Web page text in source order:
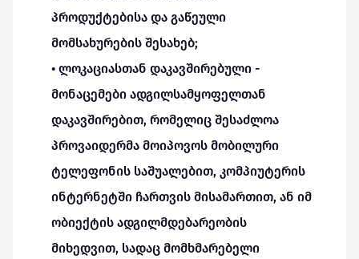
პროდუქტებისა და გაწეული
მომსახურების შესახებ;
• ლოკაციასთან დაკავშირებული -
მონაცემები ადგილსამყოფელთან
დაკავშირებით, რომელიც შესაძლოა
პროვაიდერმა მოიპოვოს მობილური
ტელეფონის საშუალებით, კომპიუტერის
ინტერნეტში ჩართვის მისამართით, ან იმ
ობიექტის ადგილმდებარეობის
მიხედვით, სადაც მომხმარებელი